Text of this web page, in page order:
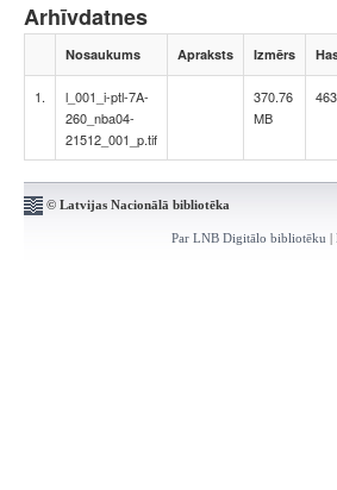
Arhīvdatnes
Nosaukums Apraksts Izmērs
1.
l_001_i-ptl-7A-
260_nba04-
21512_001_p.tif
370.76
MB
© Latvijas Nacionālā bibliotēka
Par LNB Digitālo bibliotēku |